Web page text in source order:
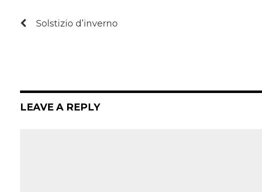
Solstizio d’inverno
LEAVE A REPLY